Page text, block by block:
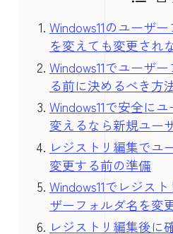
Windows11のユーザ
を変えても変更され
Windows11でユーザ
る前に決めるべき方
Windows11で安全に
変えるなら新規ユー
レジストリ編集でユ
変更する前の準備
Windows11でレジス
ザーフォルダ名を変
レジストリ編集後に